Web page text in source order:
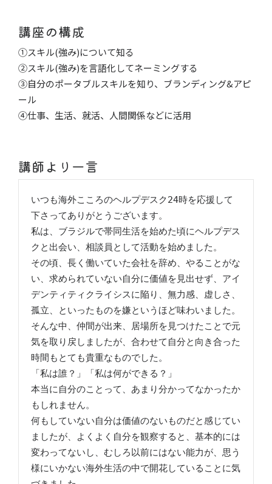
講座の構成
①スキル(強み)について知る
②スキル(強み)を言語化してネーミングする
③自分のポータブルスキルを知り、ブランディング&アピ
ール
④仕事、生活、就活、人間関係などに活用
講師より一言
いつも海外こころのヘルプデスク24時を応援して
下さってありがとうございます。
私は、ブラジルで帯同生活を始めた頃にヘルプデス
クと出会い、相談員として活動を始めました。
その頃、長く働いていた会社を辞め、やることがな
い、求められていない自分に価値を見出せず、アイ
デンティティクライシスに陥り、無力感、虚しさ、
孤立、といったものを嫌というほど味わいました。
そんな中、仲間が出来、居場所を見つけたことで元
気を取り戻しましたが、合わせて自分と向き合った
時間もとても貴重なものでした。
「私は誰？」「私は何ができる？」
本当に自分のことって、あまり分かってなかったか
もしれません。
何もしていない自分は価値のないものだと感じてい
ましたが、よくよく自分を観察すると、基本的には
変わってないし、むしろ以前にはない能力が、思う
様にいかない海外生活の中で開花していることに気